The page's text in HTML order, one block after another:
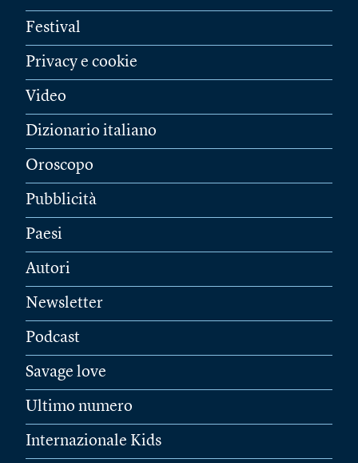
Festival
Privacy e cookie
Video
Dizionario italiano
Oroscopo
Pubblicità
Paesi
Autori
Newsletter
Podcast
Savage love
Ultimo numero
Internazionale Kids